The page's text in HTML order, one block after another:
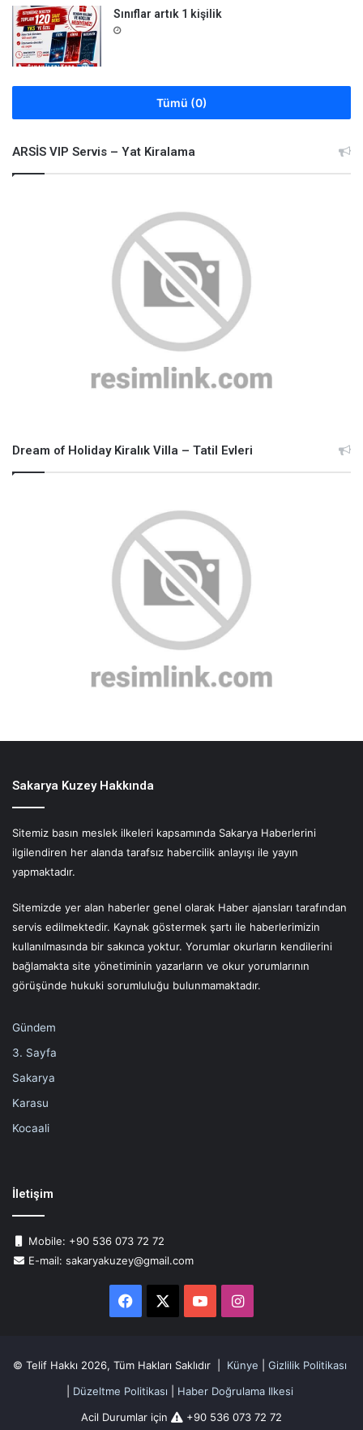
Sınıflar artık 1 kişilik
Tümü (0)
ARSİS VIP Servis – Yat Kiralama
Dream of Holiday Kiralık Villa – Tatil Evleri
Sakarya Kuzey Hakkında
Sitemiz basın meslek ilkeleri kapsamında Sakarya Haberlerini
ilgilendiren her alanda tarafsız habercilik anlayışı ile yayın
yapmaktadır.
Sitemizde yer alan haberler genel olarak Haber ajansları tarafından
servis edilmektedir. Kaynak göstermek şartı ile haberlerimizin
kullanılmasında bir sakınca yoktur. Yorumlar okurların kendilerini
bağlamakta site yönetiminin yazarların ve okur yorumlarının
görüşünde hukuki sorumluluğu bulunmamaktadır.
Gündem
3. Sayfa
Sakarya
Karasu
Kocaali
İletişim
Mobile: +90 536 073 72 72
E-mail: sakaryakuzey@gmail.com
Facebook YouTubeInstagram
© Telif Hakkı 2026, Tüm Hakları Saklıdır | Künye
Gizlilik Politikası
Düzeltme Politikası
Haber Doğrulama Ilkesi
Acil Durumlar için
+90 536 073 72 72